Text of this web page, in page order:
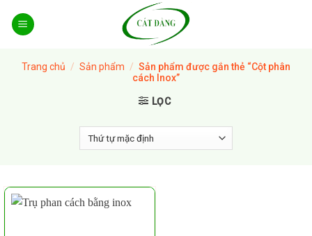
Trang chủ / Sản phẩm / Sản phẩm được gắn thẻ “Cột phân
cách Inox”
LỌC